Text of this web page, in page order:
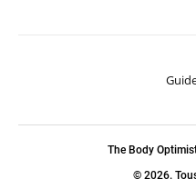
The Body
© 2026.